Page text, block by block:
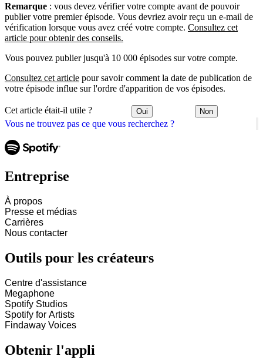
Vous ne trouvez pas ce que vous recherchez ?
Remarque : vous devez vérifier votre compte avant de pouvoir
publier votre premier épisode. Vous devriez avoir reçu un e-mail de
vérification lorsque vous avez créé votre compte. Consultez cet
article pour obtenir des conseils.
Vous pouvez publier jusqu'à 10 000 épisodes sur votre compte.
Consultez cet article pour savoir comment la date de publication de
votre épisode influe sur l'ordre d'apparition de vos épisodes.
Cet article était-il utile ? Oui Non
Entreprise
À propos
Presse et médias
Carrières
Nous contacter
Outils pour les créateurs
Centre d'assistance
Megaphone
Spotify Studios
Spotify for Artists
Findaway Voices
Obtenir l'appli